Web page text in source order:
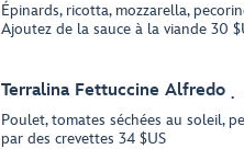
Épinards, ricotta, mozzarella,
Ajoutez de la sauce à la viande 30
Terralina Fettuccine Alfredo
Poulet, tomates séchées au soleil,
par des crevettes 34 $US